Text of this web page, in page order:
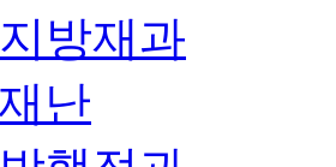
방재과
난